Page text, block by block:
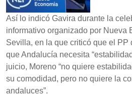
Así lo indicó Gavira durante la
informativo organizado por Nueva
Sevilla, en la que criticó que el PP
que Andalucía necesita
juicio, Moreno “no quiere
su comodidad, pero no quiere la
andaluces”.